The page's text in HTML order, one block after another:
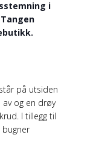
i
på utsiden
og en drøy
I tillegg til
bugner